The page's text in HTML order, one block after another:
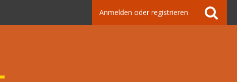
Anmelden oder registrieren